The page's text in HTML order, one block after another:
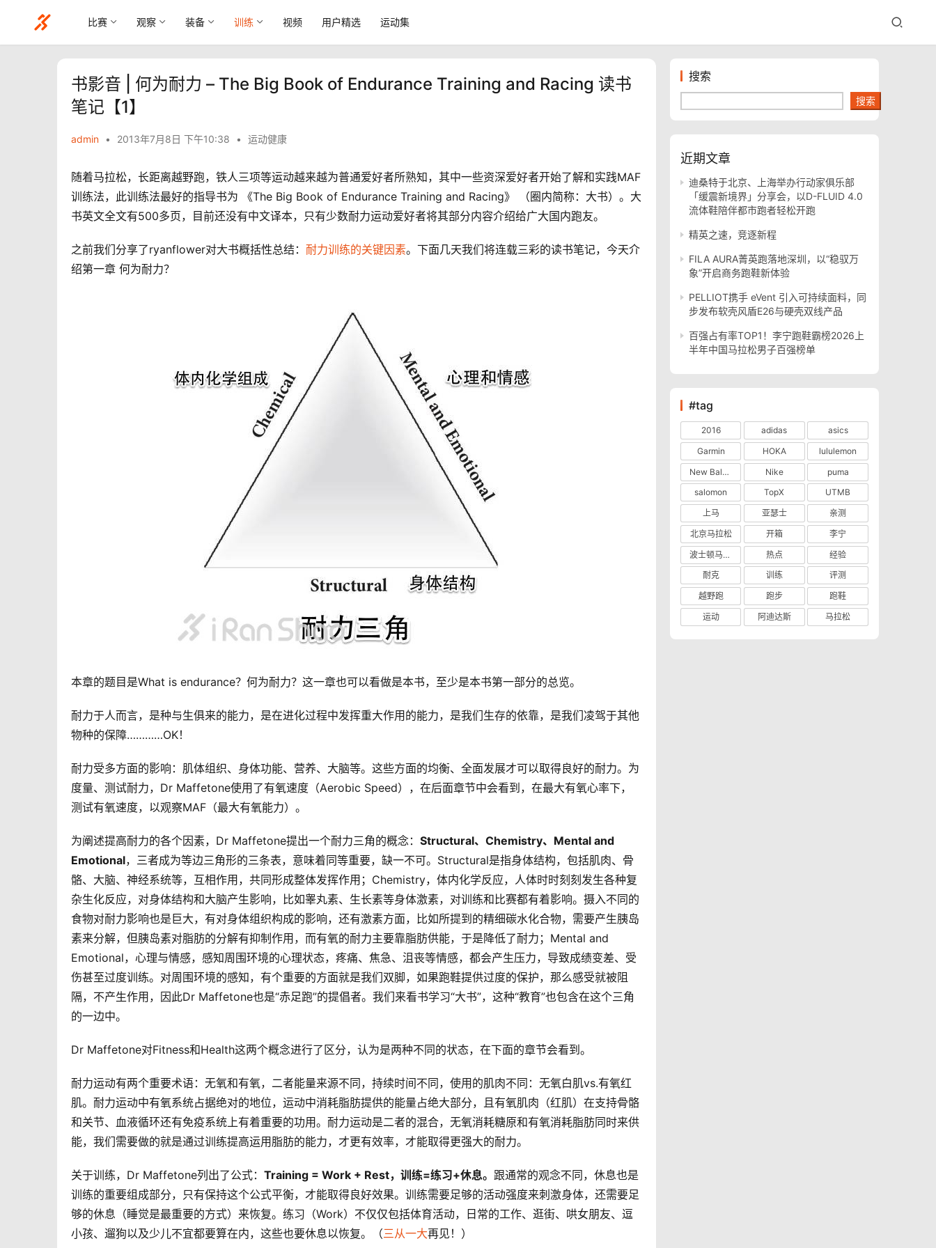
比赛 观察 装备 训练 视频 用户精选 运动集
书影音 | 何为耐力 – The Big Book of Endurance Training and Racing 读书
笔记【1】
admin • 2013年7月8日 下午10:38 • 运动健康
随着马拉松，长距离越野跑，铁人三项等运动越来越为普通爱好者所熟知，其中一些资深爱好者开始了解和实践MAF
训练法，此训练法最好的指导书为 《The Big Book of Endurance Training and Racing》 （圈内简称：大书）。大
书英文全文有500多页，目前还没有中文译本，只有少数耐力运动爱好者将其部分内容介绍给广大国内跑友。
之前我们分享了ryanflower对大书概括性总结： 耐力训练的关键因素。下面几天我们将连载三彩的读书笔记，今天介
绍第一章 何为耐力？
本章的题目是What is endurance？何为耐力？这一章也可以看做是本书，至少是本书第一部分的总览。
耐力于人而言，是种与生俱来的能力，是在进化过程中发挥重大作用的能力，是我们生存的依靠，是我们凌驾于其他
物种的保障…………OK！
耐力受多方面的影响：肌体组织、身体功能、营养、大脑等。这些方面的均衡、全面发展才可以取得良好的耐力。为
度量、测试耐力，Dr Maffetone使用了有氧速度（Aerobic Speed），在后面章节中会看到，在最大有氧心率下，
测试有氧速度，以观察MAF（最大有氧能力）。
为阐述提高耐力的各个因素，Dr Maffetone提出一个耐力三角的概念： Structural、Chemistry、Mental and
Emotional，三者成为等边三角形的三条表，意味着同等重要，缺一不可。Structural是指身体结构，包括肌肉、骨
骼、大脑、神经系统等，互相作用，共同形成整体发挥作用；Chemistry，体内化学反应，人体时时刻刻发生各种复
杂生化反应，对身体结构和大脑产生影响，比如睾丸素、生长素等身体激素，对训练和比赛都有着影响。摄入不同的
食物对耐力影响也是巨大，有对身体组织构成的影响，还有激素方面，比如所提到的精细碳水化合物，需要产生胰岛
素来分解，但胰岛素对脂肪的分解有抑制作用，而有氧的耐力主要靠脂肪供能，于是降低了耐力；Mental and
Emotional，心理与情感，感知周围环境的心理状态，疼痛、焦急、沮丧等情感，都会产生压力，导致成绩变差、受
伤甚至过度训练。对周围环境的感知，有个重要的方面就是我们双脚，如果跑鞋提供过度的保护，那么感受就被阻
隔，不产生作用，因此Dr Maffetone也是“赤足跑”的提倡者。我们来看书学习“大书”，这种“教育”也包含在这个三角
的一边中。
Dr Maffetone对Fitness和Health这两个概念进行了区分，认为是两种不同的状态，在下面的章节会看到。
耐力运动有两个重要术语：无氧和有氧，二者能量来源不同，持续时间不同，使用的肌肉不同：无氧白肌vs.有氧红
肌。耐力运动中有氧系统占据绝对的地位，运动中消耗脂肪提供的能量占绝大部分，且有氧肌肉（红肌）在支持骨骼
和关节、血液循环还有免疫系统上有着重要的功用。耐力运动是二者的混合，无氧消耗糖原和有氧消耗脂肪同时来供
能，我们需要做的就是通过训练提高运用脂肪的能力，才更有效率，才能取得更强大的耐力。
关于训练，Dr Maffetone列出了公式： Training = Work + Rest，训练=练习+休息。 跟通常的观念不同，休息也是
训练的重要组成部分，只有保持这个公式平衡，才能取得良好效果。训练需要足够的活动强度来刺激身体，还需要足
够的休息（睡觉是最重要的方式）来恢复。练习（Work）不仅仅包括体育活动，日常的工作、逛街、哄女朋友、逗
小孩、遛狗以及少儿不宜都要算在内，这些也要休息以恢复。（三从一大再见！）
搜索
搜索
近期文章
迪桑特于北京、上海举办行动家俱乐部
「缓震新境界」分享会，以D-FLUID 4.0
流体鞋陪伴都市跑者轻松开跑
精英之速，竞逐新程
FILA AURA菁英跑落地深圳，以“稳驭万
象”开启商务跑鞋新体验
PELLIOT携手 eVent 引入可持续面料，同
步发布软壳风盾E26与硬壳双线产品
百强占有率TOP1！李宁跑鞋霸榜2026上
半年中国马拉松男子百强榜单
#tag
2016 adidas
asics
Garmin
HOKA
lululemon
New Balance
Nike
puma
salomon
TopX
UTMB
上马
亚瑟士
亲测
北京马拉松
开箱
李宁
波士顿马拉松
热点
经验
耐克
训练
评测
越野跑
跑步
跑鞋
运动
阿迪达斯 马拉松